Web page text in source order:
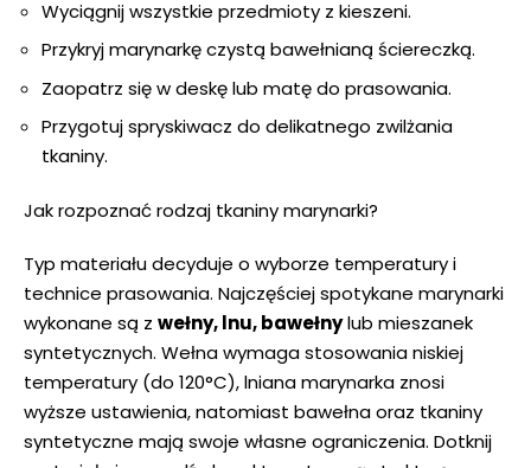
Wyciągnij wszystkie przedmioty z kieszeni.
Przykryj marynarkę czystą bawełnianą ściereczką.
Zaopatrz się w deskę lub matę do prasowania.
Przygotuj spryskiwacz do delikatnego zwilżania
tkaniny.
Jak rozpoznać rodzaj tkaniny marynarki?
Typ materiału decyduje o wyborze temperatury i
technice prasowania. Najczęściej spotykane marynarki
wykonane są z wełny, lnu, bawełnylub mieszanek
syntetycznych. Wełna wymaga stosowania niskiej
temperatury (do 120°C), lniana marynarka znosi
wyższe ustawienia, natomiast bawełna oraz tkaniny
syntetyczne mają swoje własne ograniczenia. Dotknij